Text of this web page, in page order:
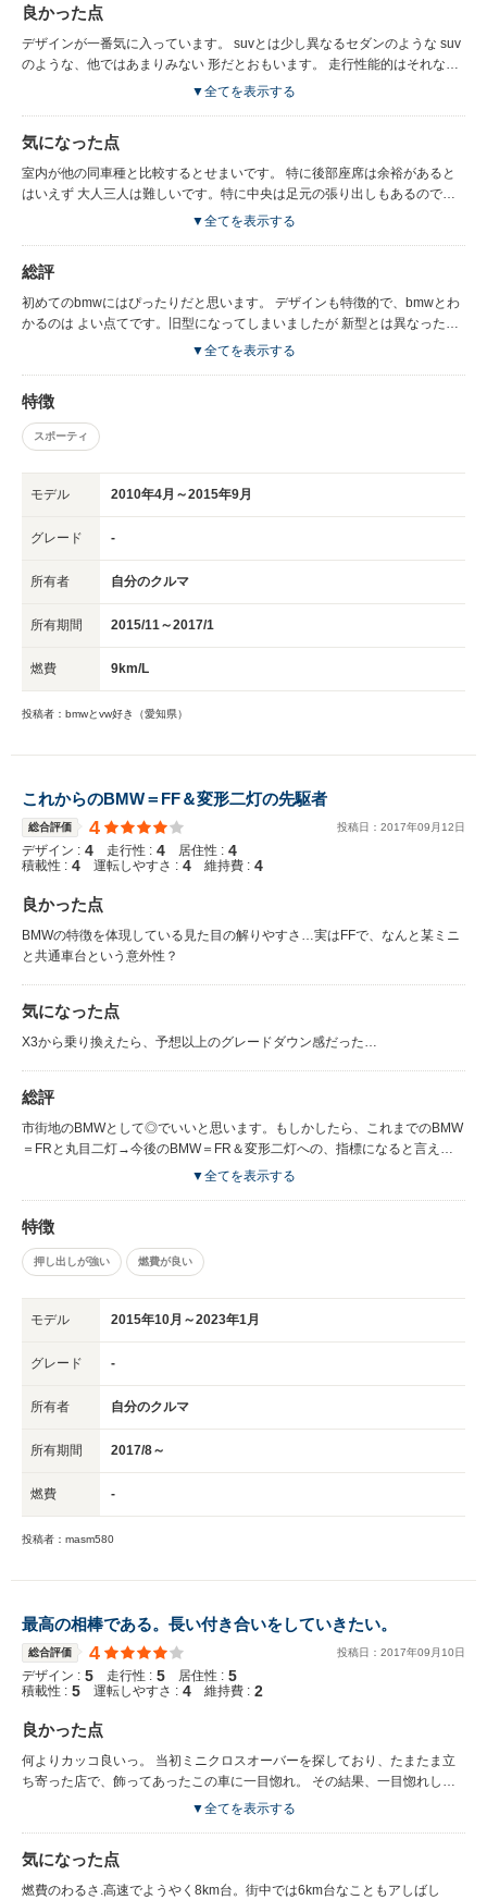
良かった点
デザインが一番気に入っています。 suvとは少し異なるセダンのような suv
のような、他ではあまりみない 形だとおもいます。 走行性能的はそれなり
です。可もなく不可もなくといったところでしょうか？ 見切りも問題あり
▼全てを表示する
気になった点
室内が他の同車種と比較するとせまいです。 特に後部座席は余裕があると
はいえず 大人三人は難しいです。特に中央は足元の張り出しもあるのでき
トランク下に少し収納があるのでここは助かりました。
▼全てを表示する
総評
初めてのbmwにはぴったりだと思います。 デザインも特徴的で、bmwとわ
かるのは よい点てです。旧型になってしまいましたが 新型とは異なったデ
ザインが気に入る方にとっては有力な候補になるとおもいます。 bmwのな
もいます。
▼全てを表示する
特徴
スポーティ
モデル 2010年4月～2015年9月
グレード -
所有者 自分のクルマ
所有期間 2015/11～2017/1
燃費 9km/L
投稿者：bmwとvw好き（愛知県）
これからのBMW＝FF＆変形二灯の先駆者
総合評価 4 投稿日： 2017年09 月 12日
デザイン : 4 走行性 : 4 居住性 : 4
積載性 : 4 運転しやすさ : 4 維持費 : 4
良かった点
BMWの特徴を体現している見た目の解りやすさ…実はFFで、なんと某ミニ
と共通車台という意外性？
気になった点
X3から乗り換えたら、予想以上のグレードダウン感だった…
総評
市街地のBMWとして◎でいいと思います。もしかしたら、これまでのBMW
＝FRと丸目二灯→今後のBMW＝FR＆変形二灯への、指標になると言える
かもしれない 市街地のBMWとして◎でいいと思います。もしかしたら、こ
かしたら、これまでのBMW＝FRと丸目二灯→今後のBMW＝FR＆変形二灯
への、指標になると言えるかもしれない市街地のBMWとして◎でいいと思
います。もしかしたら、これまでのBMW＝FRと丸目二灯→今後のBMW＝
◎でいいと思います。もしかしたら、これまでのBMW＝FRと丸目二灯→今
BMWとして◎でいいと思います。もしかしたら、これまでのBMW＝FRと
▼全てを表示する
特徴
押し出しが強い 燃費が良い
モデル 2015年10月～2023年1月
グレード -
所有者 自分のクルマ
所有期間 2017/8～
燃費 -
投稿者：masm580
最高の相棒である。長い付き合いをしていきたい。
総合評価 4 投稿日： 2017年09 月 10日
デザイン : 5 走行性 : 5 居住性 : 5
積載性 : 5 運転しやすさ : 4 維持費 : 2
良かった点
何よりカッコ良いっ。 当初ミニクロスオーバーを探しており、たまたま立
ち寄った店で、飾ってあったこの車に一目惚れ。 その結果、一目惚れして
買ってしまった。 また室内の質感も非常に高く、満足感を得られるもので
▼全てを表示する
気になった点
燃費のわるさ.高速でようやく8km台。街中では6km台なこともアしばし